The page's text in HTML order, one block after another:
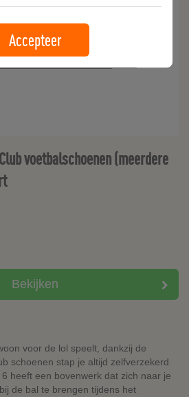
voetbalschoenen (meerdere
Bekijken
voor de lol speelt, dankzij de
schoenen stap je altijd zelfverzekerd
heeft een bovenwerk dat zich naar je
de bal te brengen tijdens het
Accepteer